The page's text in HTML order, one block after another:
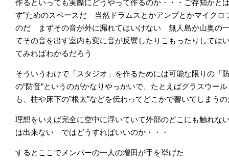
作るといっても実際にどうやって作るのか・・・ご存知かと
す”ためのスペースだ 当然ドラムスとかアンプとかマイクロ
のだ まずその音が外に漏れてはいけない 無人島か山奥の
てその音を出す室内も変に音が反響したりこもったりして
てみればわかるだろう
そういうわけで「スタジオ」を作るためには可能な限りの
の”防音”というのがかなりやっかいで、たとえばグラスウー
も、柱や床下の”根太”などを伝わってどこかで響いてしまう
理想をいえば完全に空中に浮いていて外部のどこにも触れな
は出来ない ではどうすればいいのか・・・
するとここでメンバーの一人の増田が手を挙げた